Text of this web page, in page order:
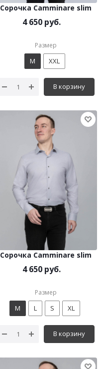
Сорочка Camminare slim
4 650 руб.
Размер
M XXL
В корзину
Сорочка Camminare slim
4 650 руб.
Размер
M L S XL
В корзину